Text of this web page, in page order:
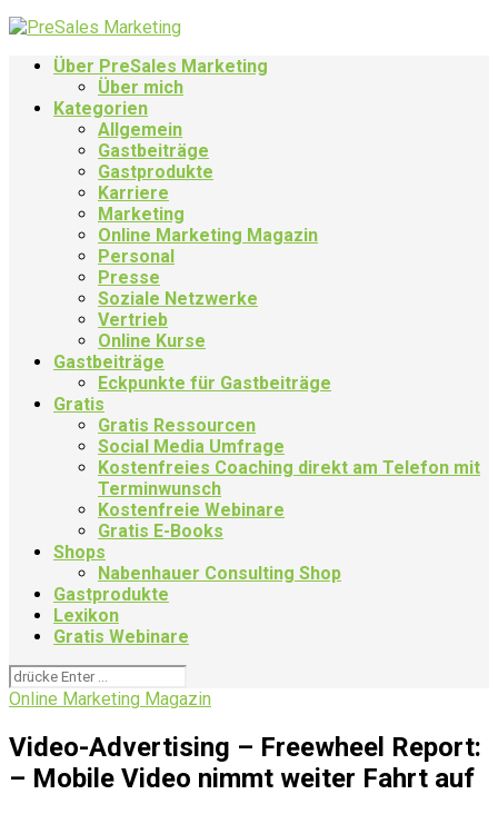
Über PreSales Marketing
Über mich
Kategorien
Allgemein
Gastbeiträge
Gastprodukte
Karriere
Marketing
Online Marketing Magazin
Personal
Presse
Soziale Netzwerke
Vertrieb
Online Kurse
Gastbeiträge
Eckpunkte für Gastbeiträge
Gratis
Gratis Ressourcen
Social Media Umfrage
Kostenfreies Coaching direkt am Telefon mit
Terminwunsch
Kostenfreie Webinare
Gratis E-Books
Shops
Nabenhauer Consulting Shop
Gastprodukte
Lexikon
Gratis Webinare
Online Marketing Magazin
Video-Advertising – Freewheel Report:
– Mobile Video nimmt weiter Fahrt auf